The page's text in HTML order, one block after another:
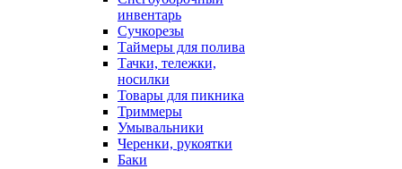
инвентарь
Сучкорезы
Таймеры для полива
Тачки, тележки,
носилки
Товары для пикника
Триммеры
Умывальники
Черенки, рукоятки
Баки